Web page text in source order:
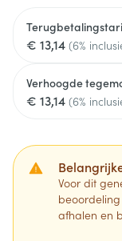
€ 13,14 (6%
Verhoogde
€ 13,14 (6%
Voor dit
afhalen en